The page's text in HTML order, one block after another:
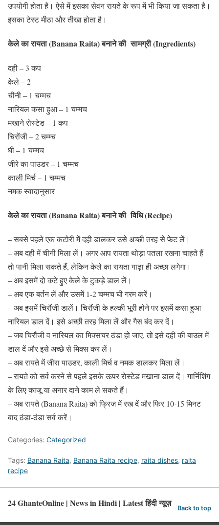
उपयोगी होता है। ऐसे में इसका सेवन रायते के रूप में भी किया जा सकता है।
इसका टेस्ट मीठा और तीखा होता है।
केले का रायता (Banana Raita) बनाने की सामग्री (Ingredients)
दही – 3 कप
केले – 2
चीनी – 1 चम्मच
नारियल कसा हुआ – 1 चम्मच
मखाने रोस्टेड – 1 कप
चिरोंजी – 2 चम्म्च
घी – 1 चम्मच
जीरे का पाउडर – 1 चम्मच
काली मिर्च – 1 चम्मच
नमक स्वादानुसार
केले का रायता (Banana Raita) बनाने की विधि (Recipe)
– सबसे पहले एक कटोरी में दही डालकर उसे अच्छी तरह से फेट लें।
– अब दही में चीनी मिला लें। अगर आप रायता थोड़ा पतला रखना चाहते हैं
तो पानी मिला सकते हैं, लेकिन केले का रायता गाढ़ा ही अच्छा लगेगा।
– अब इसमें दो कटे हुए केले के टुकड़े डाल लें।
– अब एक बर्तन लें और उसमें 1-2 चम्मच घी गरम करें।
– अब इसमें चिरौंजी डालें। चिरौंजी के हल्की भूरी होने पर इसमें कसा हुआ
नारियल डाल दें। इसे अच्छी तरह मिला लें और गैस बंद कर दें।
– जब चिरौंजी व नारियल का मिक्सचर ठंडा हो जाए, तो इसे दही की बाउल में
डाल दें और इसे अच्छे से मिक्स कर लें।
– अब रायते में जीरा पाउडर, काली मिर्च व नमक डालकर मिला लें।
– रायते को सर्व करने से पहले इसके ऊपर रोस्टेड मखाना डाल दें। गार्निशिंग
के लिए काजू या अनार दाने काम ले सकते हैं।
– अब रायते (Banana Raita) को फ्रिज में रख दें और फिर 10-15 मिनट
बाद ठंडा-ठंडा सर्व करें।
Categories: Categorized
Tags: Banana Raita, Banana Raita recipe, raita dishes, raita
recipe
24 GhanteOnline | News in Hindi | Latest हिंदी न्यूज़ Back to top